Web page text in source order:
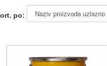
po: